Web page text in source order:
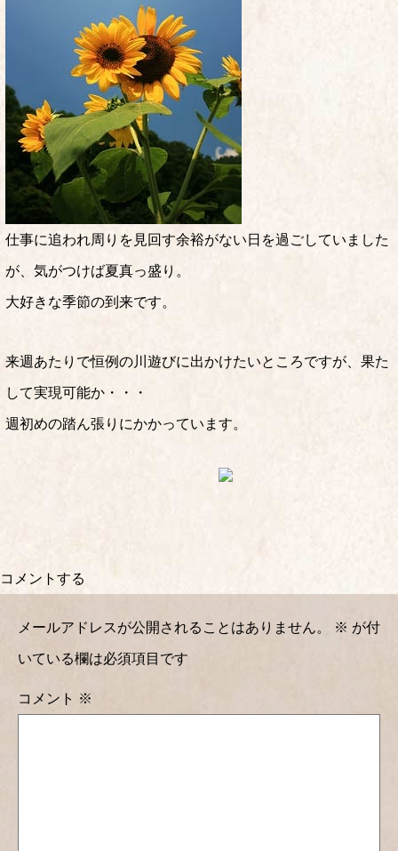
仕事に追われ周りを見回す余裕がない日を過ごしていました
が、気がつけば夏真っ盛り。
大好きな季節の到来です。
来週あたりで恒例の川遊びに出かけたいところですが、果た
して実現可能か・・・
週初めの踏ん張りにかかっています。
コメントする
メールアドレスが公開されることはありません。 ※ が付
いている欄は必須項目です
コメント ※